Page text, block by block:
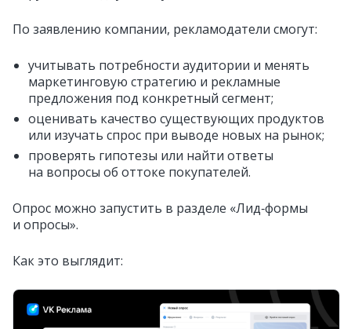
По заявлению компании, рекламодатели смогут:
учитывать потребности аудитории и менять
маркетинговую стратегию и рекламные
предложения под конкретный сегмент;
оценивать качество существующих продуктов
или изучать спрос при выводе новых на рынок;
проверять гипотезы или найти ответы
на вопросы об оттоке покупателей.
Опрос можно запустить в разделе «Лид‑формы
и опросы».
Как это выглядит: